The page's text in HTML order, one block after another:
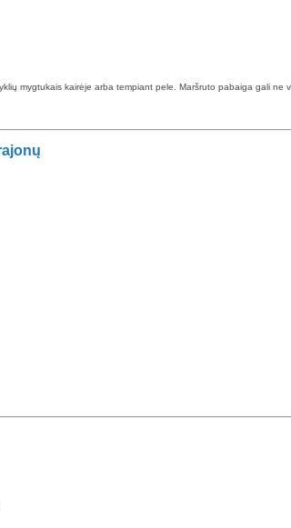
mygtukais kairėje arba tempiant pele. Maršruto pabaiga gali ne